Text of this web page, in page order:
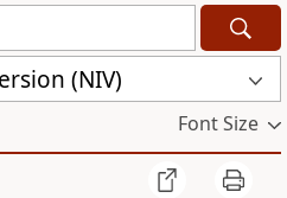
(NIV)
Font Size